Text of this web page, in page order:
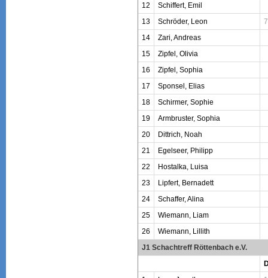
12
Schiffert, Emil
13
Schröder, Leon
14
Zari, Andreas
15
Zipfel, Olivia
16
Zipfel, Sophia
17
Sponsel, Elias
18
Schirmer, Sophie
19
Armbruster, Sophia
20
Dittrich, Noah
21
Egelseer, Philipp
22
Hostalka, Luisa
23
Lipfert, Bernadett
24
Schaffer, Alina
25
Wiemann, Liam
26
Wiemann, Lillith
J1 Schachtreff Röttenbach e.V.